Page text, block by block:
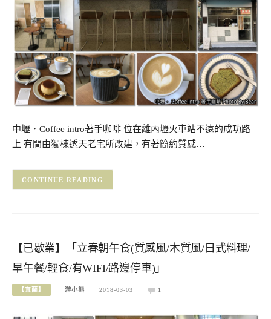
中壢．Coffee intro著手咖啡 位在離內壢火車站不遠的成功路
上 有間由獨棟透天老宅所改建，有著簡約質感…
CONTINUE READING
【已歇業】「立春朝午食(質感風/木質風/日式料理/
早午餐/輕食/有WIFI/路邊停車)」
【宜蘭】 游小熊 2018-03-03 1